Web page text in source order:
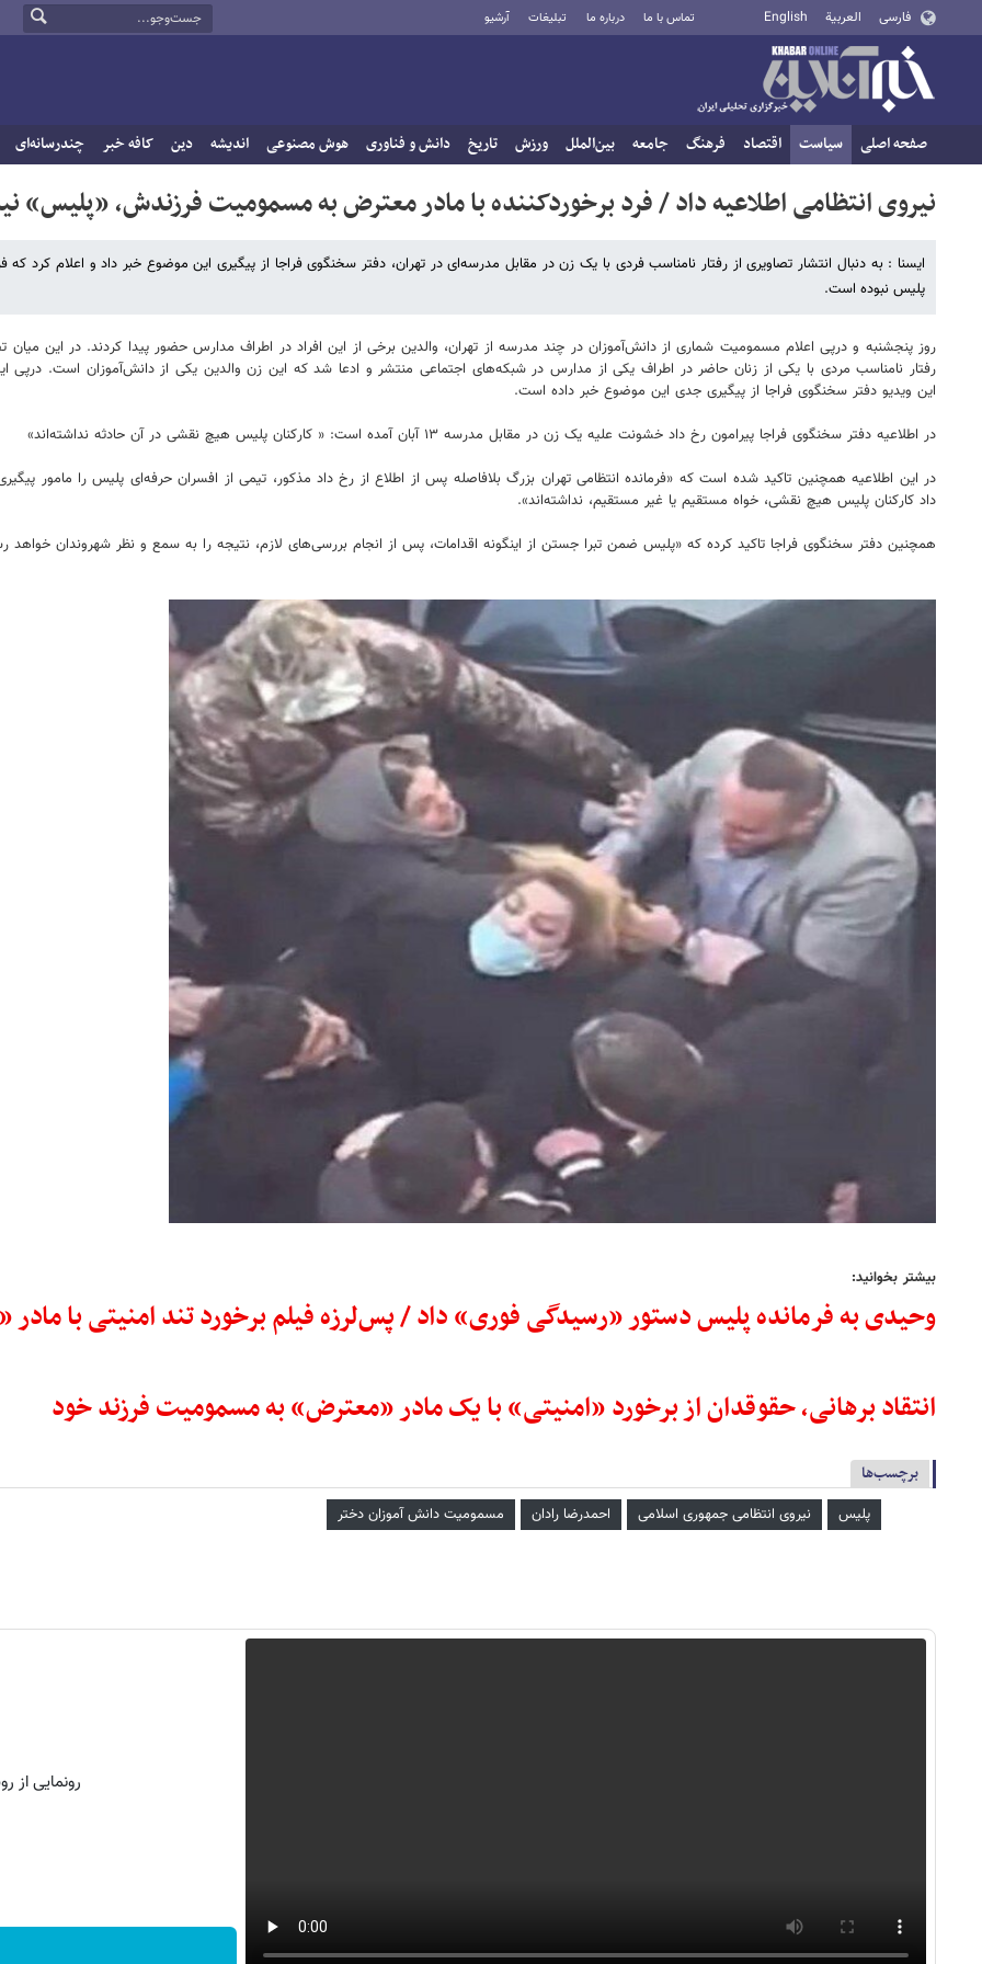
فارسی العربية English تماس با ما درباره ما تبلیغات آرشیو
صفحه اصلی سیاست اقتصاد فرهنگ جامعه بین‌الملل ورزش تاریخ دانش و فناوری هوش مصنوعی اندیشه دین کافه خبر چندرسانه‌ای
نیروی انتظامی اطلاعیه داد / فرد برخوردکننده با مادر معترض به مسمومیت فرزندش، «پلیس»
ایسنا : به دنبال انتشار تصاویری از رفتار نامناسب فردی با یک زن در مقابل مدرسه‌ای در تهران، دفتر سخنگوی فراجا از پیگیری این موضوع خبر داد و اعلام کرد که
پلیس نبوده است.
روز پنجشنبه و درپی اعلام مسمومیت شماری از دانش‌آموزان در چند مدرسه از تهران، والدین برخی از این افراد در اطراف مدارس حضور پیدا کردند. در این میان
رفتار نامناسب مردی با یکی از زنان حاضر در اطراف یکی از مدارس در شبکه‌های اجتماعی منتشر و ادعا شد که این زن والدین یکی از دانش‌آموزان است. درپی
این ویدیو دفتر سخنگوی فراجا از پیگیری جدی این موضوع خبر داده است.
در اطلاعیه‌ دفتر سخنگوی فراجا پیرامون رخ داد خشونت علیه یک زن در مقابل مدرسه ۱۳ آبان آمده است: « کارکنان پلیس هیچ نقشی در آن حادثه نداشته‌اند»
در این اطلاعیه همچنین تاکید شده است که «فرمانده انتظامی تهران بزرگ بلافاصله پس از اطلاع از رخ داد مذکور، تیمی از افسران حرفه‌ای پلیس را مامور
داد کارکنان پلیس هیچ نقشی، خواه مستقیم یا غیر مستقیم، نداشته‌اند».
همچنین دفتر سخنگوی فراجا تاکید کرده که «پلیس ضمن تبرا جستن از اینگونه اقدامات، پس از انجام بررسی‌های لازم، نتیجه را به سمع و نظر شهروندان خواهد
بیشتر بخوانید:
وحیدی به فرمانده پلیس دستور «رسیدگی فوری» داد / پس‌لرزه فیلم برخورد تند امنیتی با
انتقاد برهانی، حقوقدان از برخورد «امنیتی» با یک مادر «معترض» به مسمومیت فرزند خود
برچسب‌ها
پلیس نیروی انتظامی جمهوری اسلامی احمدرضا رادان مسمومیت دانش آموزان دختر
رونمایی از